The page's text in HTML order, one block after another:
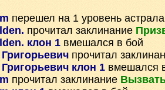
перешел на 1 уровень астрала
прочитал заклинание
клон 1 вмешался в бой
Григорьевич прочитал
Григорьевич клон 1 вмешался
прочитал заклинание